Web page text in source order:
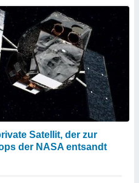
Satellit, der zur
der NASA entsandt